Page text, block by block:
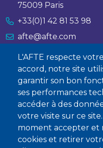
L'AFTE respecte
accord, notre site
garantir son bon
ses performances
accéder à des
votre visite sur ce
moment accepter et
cookies et retirer
75009 Paris
+33(0)1 42 81 53 98
afte@afte.com
Nous contacter
À propos
Qui sommes-nous ?
Devenir membre